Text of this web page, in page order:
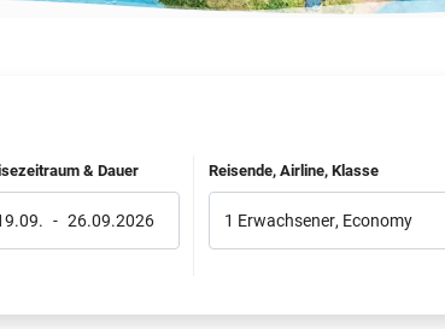
& Dauer
- 26.09.2026
Reisende, Airline, Klasse
1 Erwachsener, Economy